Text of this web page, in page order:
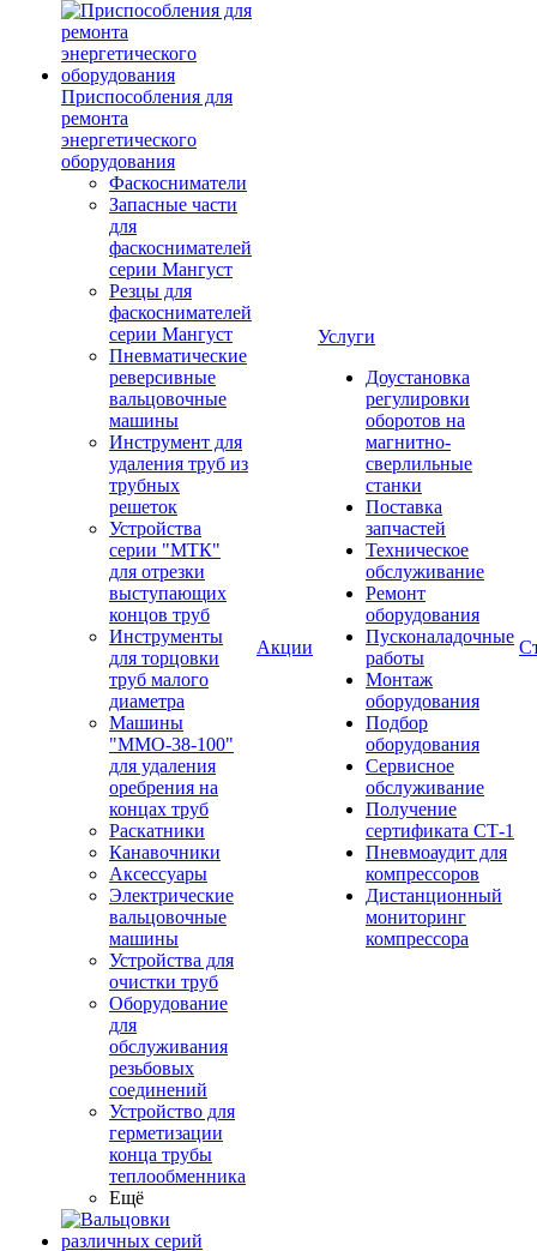
Приспособления для
ремонта
энергетического
оборудования
Фаскосниматели
Запасные части
для
фаскоснимателей
серии Мангуст
Резцы для
фаскоснимателей
серии Мангуст
Пневматические
реверсивные
вальцовочные
машины
Инструмент для
удаления труб из
трубных
решеток
Устройства
серии "МТК"
для отрезки
выступающих
концов труб
Инструменты
для торцовки
труб малого
диаметра
Машины
"ММО-38-100"
для удаления
оребрения на
концах труб
Раскатники
Канавочники
Аксессуары
Электрические
вальцовочные
машины
Устройства для
очистки труб
Оборудование
для
обслуживания
резьбовых
соединений
Устройство для
герметизации
конца трубы
теплообменника
Ещё
Акции
Услуги
Доустановка
регулировки
оборотов на
магнитно-
сверлильные
станки
Поставка
запчастей
Техническое
обслуживание
Ремонт
оборудования
Пусконаладочные
работы
Монтаж
оборудования
Подбор
оборудования
Сервисное
обслуживание
Получение
сертификата СТ-1
Пневмоаудит для
компрессоров
Дистанционный
мониторинг
компрессора